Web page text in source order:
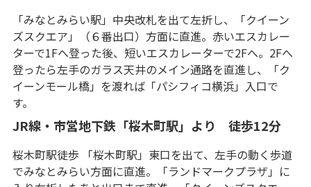
「みなとみらい駅」中央改札を出て左折し、「クイーン
ズスクエア」（６番出口）方面に直進。赤いエスカレー
ターで1Fへ登った後、短いエスカレーターで2Fへ。2Fへ
登ったら左手のガラス天井のメイン通路を直進し、「ク
イーンモール橋」を渡れば「パシフィコ横浜」入口で
す。
JR線・市営地下鉄「桜木町駅」より 徒歩12分
桜木町駅徒歩 「桜木町駅」東口を出て、左手の動く歩道
でみなとみらい方面に直進。「ランドマークプラザ」に